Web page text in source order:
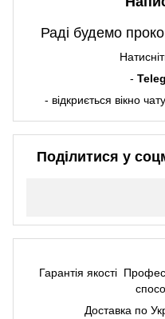
Раді будемо
-
- відкриється вікно
Поділитися у
Гарантія якості
Доставка по